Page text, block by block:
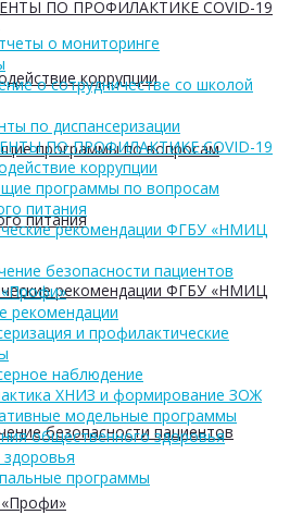
ПО ПРОФИЛАКТИКЕ COVID-19
коррупции
программы по вопросам
питания
рекомендации ФГБУ «НМИЦ
безопасности пациентов
о мониторинге
о сотрудничестве со школой
по диспансеризации
ПО ПРОФИЛАКТИКЕ COVID-19
коррупции
программы по вопросам
питания
рекомендации ФГБУ «НМИЦ
безопасности пациентов
рекомендации
и профилактические
наблюдение
ХНИЗ и формирование ЗОЖ
модельные программы
общественного здоровья
программы